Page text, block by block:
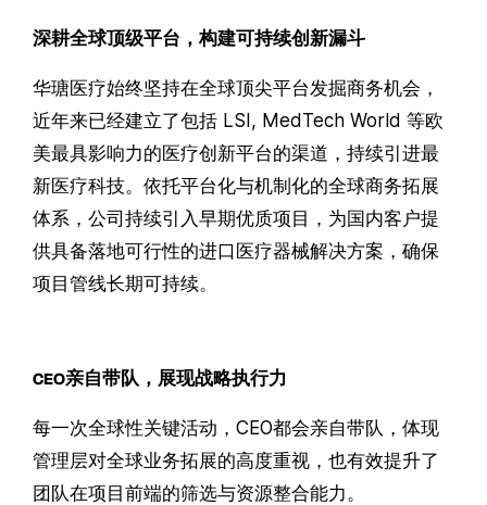
深耕全球顶级平台，构建可持续创新漏斗
华瑭医疗始终坚持在全球顶尖平台发掘商务机会，
近年来已经建立了包括 LSI, MedTech World 等欧
美最具影响力的医疗创新平台的渠道，持续引进最
新医疗科技。依托平台化与机制化的全球商务拓展
体系，公司持续引入早期优质项目，为国内客户提
供具备落地可行性的进口医疗器械解决方案，确保
项目管线长期可持续。
CEO亲自带队，展现战略执行力
每一次全球性关键活动，CEO都会亲自带队，体现
管理层对全球业务拓展的高度重视，也有效提升了
团队在项目前端的筛选与资源整合能力。